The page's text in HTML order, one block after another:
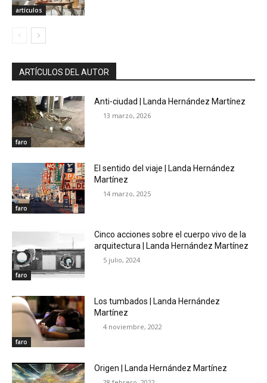
artículos
ARTÍCULOS DEL AUTOR
faro
Anti-ciudad | Landa Hernández Martínez
13 marzo, 2026
faro
El sentido del viaje | Landa Hernández
Martínez
14 marzo, 2025
faro
Cinco acciones sobre el cuerpo vivo de la
arquitectura | Landa Hernández Martínez
5 julio, 2024
faro
Los tumbados | Landa Hernández
Martínez
4 noviembre, 2022
Origen | Landa Hernández Martínez